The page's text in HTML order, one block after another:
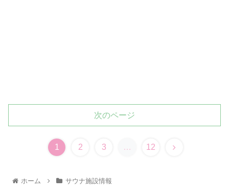
次のページ
1 2 3 … 12
ホーム サウナ施設情報